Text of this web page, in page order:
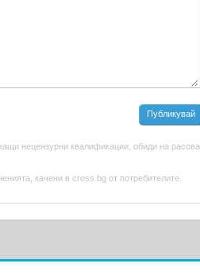
Публикувай
нецензурни квалификации, обиди на расова,
качени в cross.bg от потребителите.